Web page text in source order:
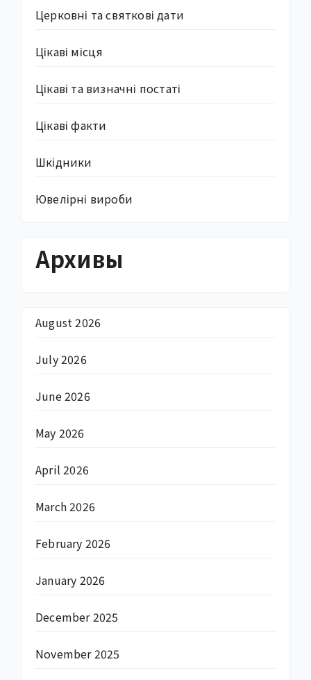
Церковні та святкові дати
Цікаві місця
Цікаві та визначні постаті
Цікаві факти
Шкідники
Ювелірні вироби
Архивы
August 2026
July 2026
June 2026
May 2026
April 2026
March 2026
February 2026
January 2026
December 2025
November 2025